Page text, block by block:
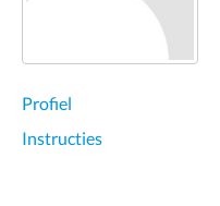
Profiel
Instructies